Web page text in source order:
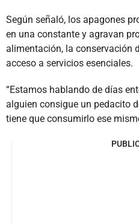
Según señaló, los apagones
en una constante y agravan
alimentación, la conservación
acceso a servicios esenciales.
“Estamos hablando de días
alguien consigue un pedacito
tiene que consumirlo ese